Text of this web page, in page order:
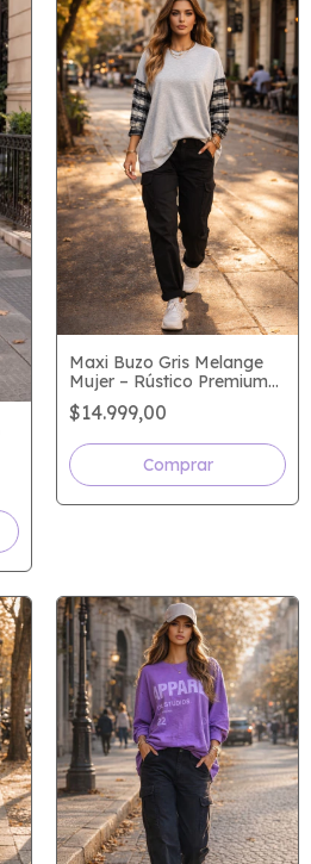
Maxi Buzo Gris Melange
Mujer – Rústico Premium
con Elastano y Mangas
Camiseras – Talle Único
Hasta 6
$14.999,00